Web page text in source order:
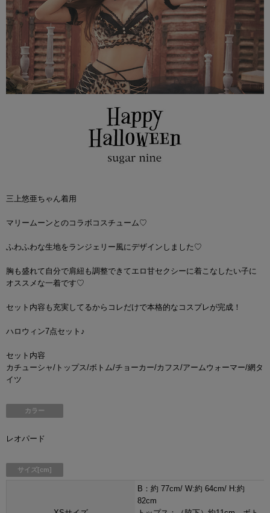
三上悠亜ちゃん着用
マリームーンとのコラボコスチューム♡
ふわふわな生地をランジェリー風にデザインしました♡
胸も盛れて自分で肩紐も調整できてエロ甘セクシーに着こなしたい子に
オススメな一着です♡
セット内容も充実してるからコレだけで本格的なコスプレが完成！
ハロウィン7点セット♪
セット内容
カチューシャ/トップス/ボトム/チョーカー/カフス/アームウォーマー/網タ
イツ
カラー
レオパード
サイズ[cm]
B：約 77cm/ W:約 64cm/ H:約
82cm